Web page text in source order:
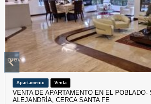
Apartamento Venta
VENTA DE APARTAMENTO EN EL POBLADO-
ALEJANDRÍA, CERCA SANTA FE
prev